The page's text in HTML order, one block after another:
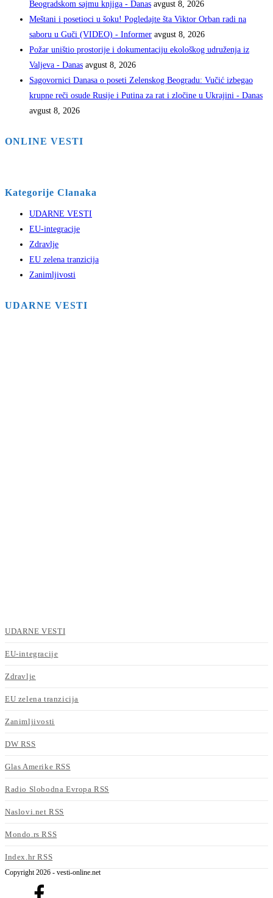
Beogradskom sajmu knjiga - Danas avgust 8, 2026
Meštani i posetioci u šoku! Pogledajte šta Viktor Orban radi na
saboru u Guči (VIDEO) - Informer avgust 8, 2026
Požar uništio prostorije i dokumentaciju ekološkog udruženja iz
Valjeva - Danas avgust 8, 2026
Sagovornici Danasa o poseti Zelenskog Beogradu: Vučić izbegao
krupne reči osude Rusije i Putina za rat i zločine u Ukrajini - Danas
avgust 8, 2026
ONLINE VESTI
Kategorije Clanaka
UDARNE VESTI
EU-integracije
Zdravlje
EU zelena tranzicija
Zanimljivosti
UDARNE VESTI
UDARNE VESTI
EU-integracije
Zdravlje
EU zelena tranzicija
Zanimljivosti
DW RSS
Glas Amerike RSS
Radio Slobodna Evropa RSS
Naslovi.net RSS
Mondo.rs RSS
Index.hr RSS
Copyright 2026 - vesti-online.net